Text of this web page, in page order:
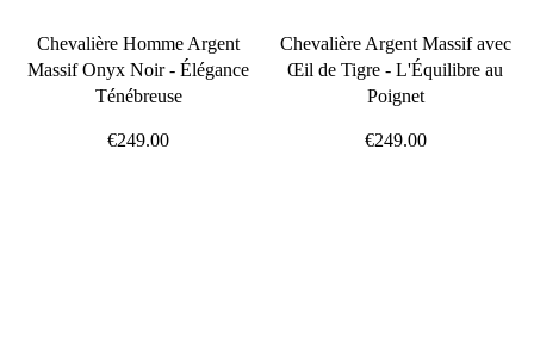
Chevalière Homme Argent
Massif Onyx Noir - Élégance
Ténébreuse
€249.00
Chevalière Argent Massif avec
Œil de Tigre - L'Équilibre au
Poignet
€249.00